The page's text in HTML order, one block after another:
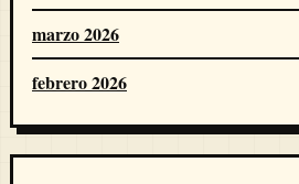
marzo 2026
febrero 2026